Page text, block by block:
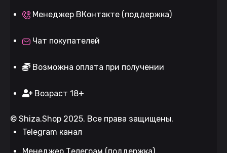
Менеджер ВКонтакте (поддержка)
Чат покупателей
Возможна оплата при получении
Возраст 18+
© Shiza.Shop 2025. Все права защищены.
Telegram канал